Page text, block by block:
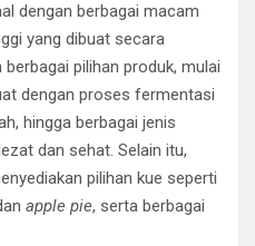
dengan berbagai macam
yang dibuat secara
pilihan produk, mulai
dengan proses fermentasi
hingga berbagai jenis
dan sehat. Selain itu,
pilihan kue seperti
apple pie, serta berbagai